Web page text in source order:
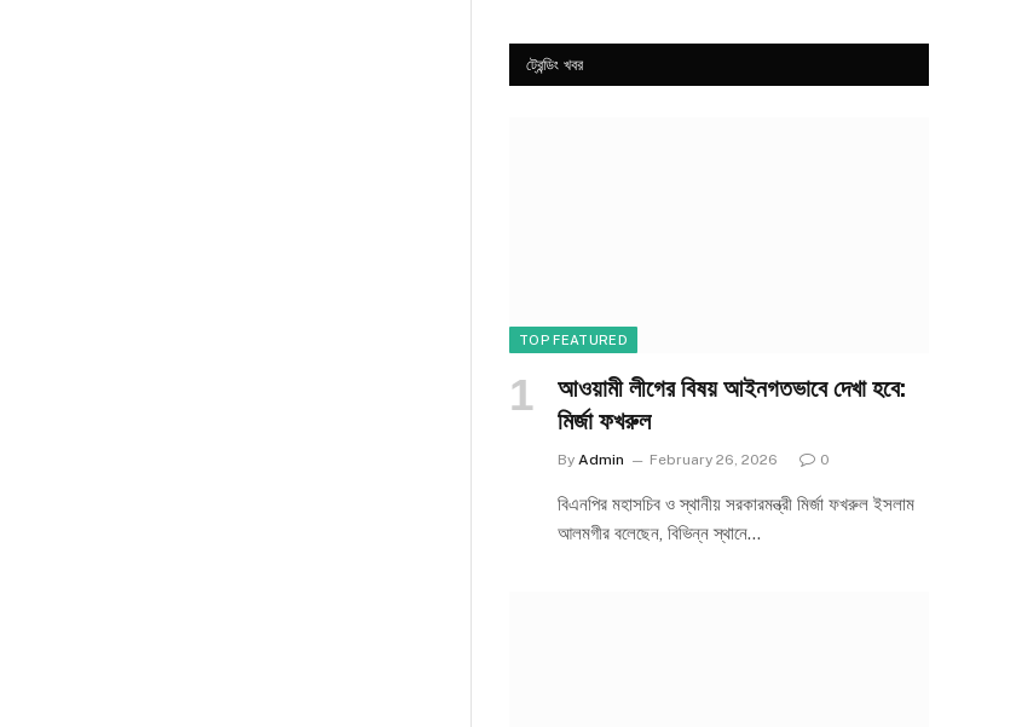
ট্রেন্ডিং খবর
TOP FEATURED
আওয়ামী লীগের বিষয় আইনগতভাবে দেখা হবে:
মির্জা ফখরুল
By Admin February 26, 2026 0
বিএনপির মহাসচিব ও স্থানীয় সরকারমন্ত্রী মির্জা ফখরুল ইসলাম
আলমগীর বলেছেন, বিভিন্ন স্থানে…